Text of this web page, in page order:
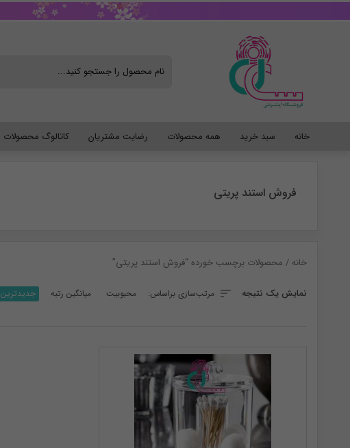
خانه سبد خرید همه محصولات رضایت مشتریان کاتالوگ محصولات
فروش استند پریتی
خانه / محصولات برچسب خورده “فروش استند پریتی”
نمایش یک نتیجه مرتب‌سازی براساس: محبوبیت میانگین رتبه جدیدترین